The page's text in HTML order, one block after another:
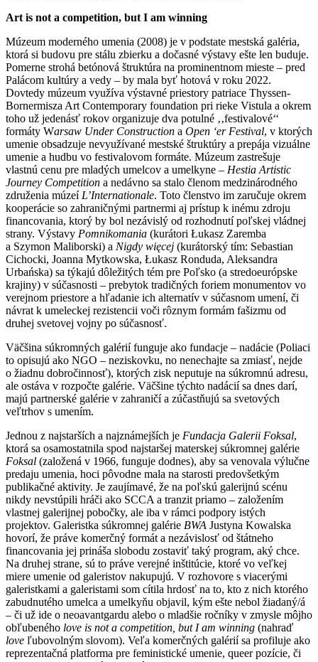
Art is not a competition, but I am winning
Múzeum moderného umenia (2008) je v podstate mestská galéria,
ktorá si budovu pre stálu zbierku a dočasné výstavy ešte len buduje.
Pomerne strohá betónová štruktúra na prominentnom mieste – pred
Palácom kultúry a vedy – by mala byť hotová v roku 2022.
Dovtedy múzeum využíva výstavné priestory patriace Thyssen-
Bornermisza Art Contemporary foundation pri rieke Vistula a okrem
toho už jedenásť rokov organizuje dva potulné ‚‚festivalové‘‘
formáty Warsaw Under Construction a Open ‘er Festival, v ktorých
umenie obsadzuje nevyužívané mestské štruktúry a prepája vizuálne
umenie a hudbu vo festivalovom formáte. Múzeum zastrešuje
vlastnú cenu pre mladých umelcov a umelkyne – Hestia Artistic
Journey Competition a nedávno sa stalo členom medzinárodného
združenia múzeí L’Internationale. Toto členstvo im zaručuje okrem
kooperácie so zahraničnými partnermi aj prístup k inému zdroju
financovania, ktorý by bol nezávislý od rozhodnutí poľskej vládnej
strany. Výstavy Pomnikomania (kurátori Łukasz Zaremba
a Szymon Maliborski) a Nigdy więcej (kurátorský tím: Sebastian
Cichocki, Joanna Mytkowska, Łukasz Ronduda, Aleksandra
Urbańska) sa týkajú dôležitých tém pre Poľsko (a stredoeurópske
krajiny) v súčasnosti – prebytok tradičných foriem monumentov vo
verejnom priestore a hľadanie ich alternatív v súčasnom umení, či
návrat k umeleckej rezistencii voči rôznym formám fašizmu od
druhej svetovej vojny po súčasnosť.
Väčšina súkromných galérií funguje ako fundacje – nadácie (Poliaci
to opisujú ako NGO – neziskovku, no nenechajte sa zmiasť, nejde
o žiadnu dobročinnosť), ktorých zisk neputuje na súkromnú adresu,
ale ostáva v rozpočte galérie. Väčšine týchto nadácií sa dnes darí,
majú partnerské galérie v zahraničí a zúčastňujú sa svetových
veľtrhov s umením.
Jednou z najstarších a najznámejších je Fundacja Galerii Foksal,
ktorá sa osamostatnila spod najstaršej materskej súkromnej galérie
Foksal (založená v 1966, funguje dodnes), aby sa venovala výlučne
predaju umenia, hoci pôvodne mala na starosti predovšetkým
publikačné aktivity. Je zaujímavé, že na poľskú galerijnú scénu
nikdy nevstúpili hráči ako SCCA a tranzit priamo – založením
vlastnej galerijnej pobočky, ale iba v rámci podpory istých
projektov. Galeristka súkromnej galérie BWA Justyna Kowalska
hovorí, že práve komerčný formát a nezávislosť od štátneho
financovania jej prináša slobodu zostaviť taký program, aký chce.
Na druhej strane, sú to práve verejné inštitúcie, ktoré vo veľkej
miere umenie od galeristov nakupujú. V rozhovore s viacerými
galeristkami a galeristami som cítila hrdosť na to, kto z nich ktorého
zabudnutého umelca a umelkyňu objavil, kým ešte nebol žiadaný/á
– či už ide o neoavantgardu alebo o mladšie ročníky v zmysle môjho
obľubeného love is not a competition, but I am winning (nahraď
love ľubovolným slovom). Veľa komerčných galérií sa profiluje ako
reprezentačná platforma pre feministické umenie, queer pozície, či